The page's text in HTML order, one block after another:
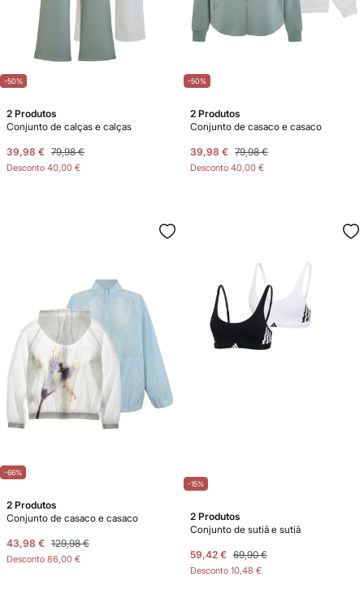
-50%
2 Produtos
Conjunto de calças e calças
39,98 € 79,98 €
Desconto 40,00 €
-50%
2 Produtos
Conjunto de casaco e casaco
39,98 € 79,98 €
Desconto 40,00 €
-66%
2 Produtos
Conjunto de casaco e casaco
43,98 € 129,98 €
Desconto 86,00 €
-15%
2 Produtos
Conjunto de sutiã e sutiã
59,42 € 69,90 €
Desconto 10,48 €